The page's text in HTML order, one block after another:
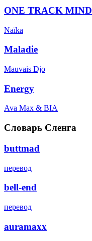
ONE TRACK MIND
Naïka
Maladie
Mauvais Djo
Energy
Ava Max & BIA
Словарь Сленга
buttmad
перевод
bell-end
перевод
auramaxx